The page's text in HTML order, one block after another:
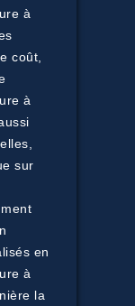
à
coût,
à
sur
en
à
la